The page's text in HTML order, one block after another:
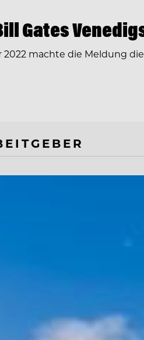
Gates
2022 machte die Meldung